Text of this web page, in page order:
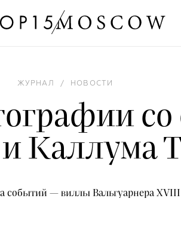
ЖУРНАЛ / НОВОСТИ
со
Каллума
событий — виллы Вальгуарнера XVIII